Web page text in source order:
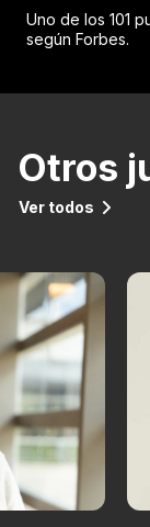
Uno de los 101
según Forbes.
Otros
Ver todos